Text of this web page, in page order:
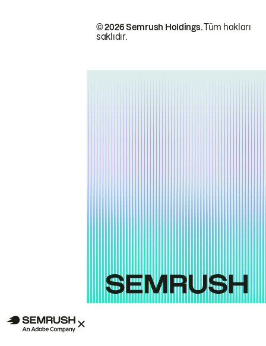
© 2026 Semrush Holdings.Tüm hakları
saklıdır.